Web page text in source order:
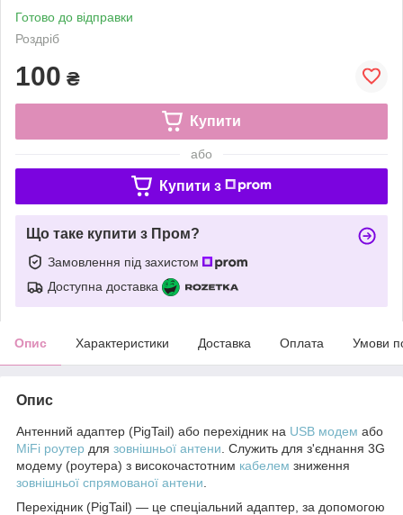
Готово до відправки
Роздріб
100 ₴
Купити
або
Купити з
Що таке купити з Пром?
Замовлення під захистом
Доступна доставка
Опис Характеристики Доставка Оплата Умови
Опис
Антенний адаптер (PigTail) або перехідник на USB модем або
MiFi роутер для зовнішньої антени . Служить для з'єднання 3G
модему (роутера) з високочастотним кабелем зниження
зовнішньої спрямованої антени
Перехідник (PigTail) — це спеціальний адаптер, за допомогою